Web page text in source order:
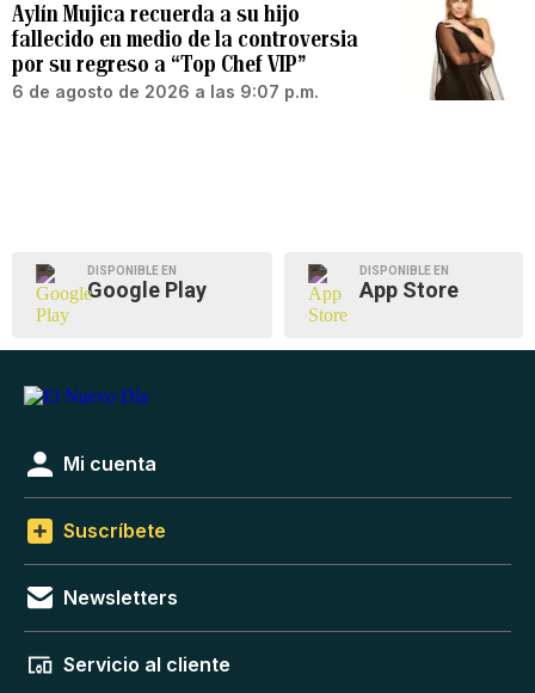
Aylín Mujica recuerda a su hijo
fallecido en medio de la controversia
por su regreso a “Top Chef VIP”
6 de agosto de 2026 a las 9:07 p.m.
DISPONIBLE EN
Google Play
DISPONIBLE EN
App Store
Mi cuenta
Suscríbete
Newsletters
Servicio al cliente